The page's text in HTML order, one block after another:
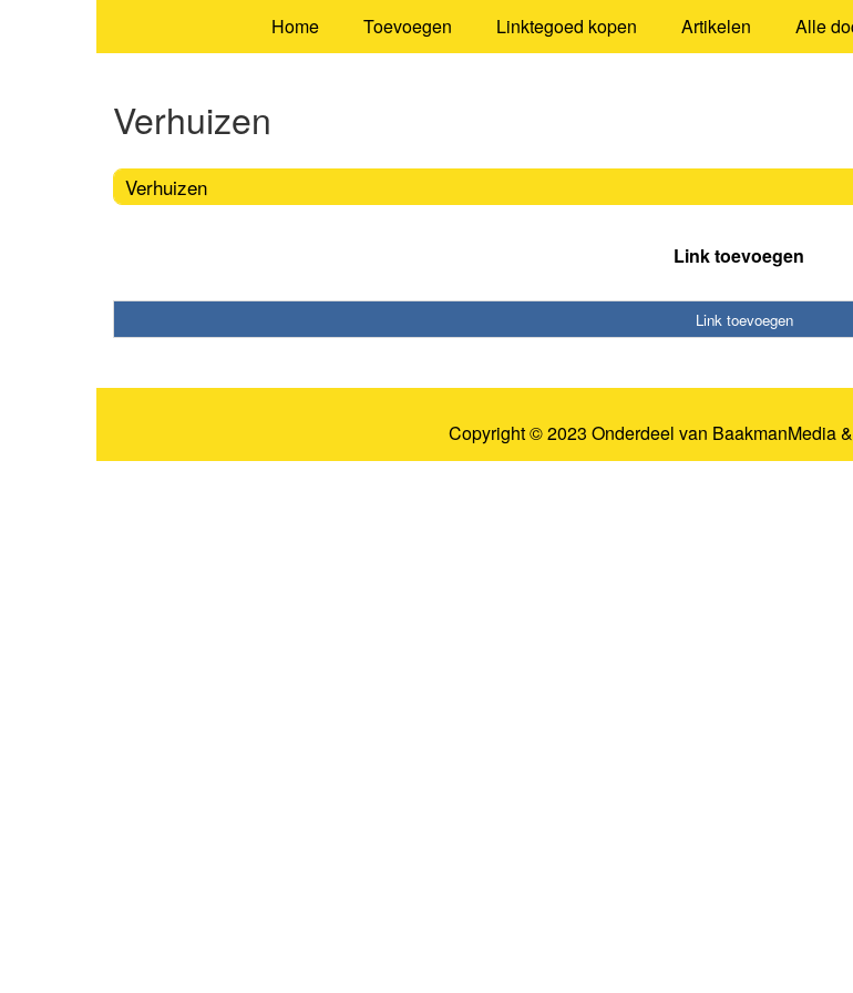
Home Toevoegen Linktegoed kopen Artikelen Alle
Verhuizen
Verhuizen
Link toevoegen
Link toevoegen
Copyright © 2023 Onderdeel van BaakmanMedia&